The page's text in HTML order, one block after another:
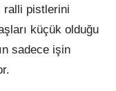
ralli pistlerini
küçük olduğu
sadece işin